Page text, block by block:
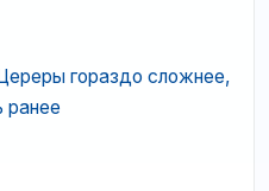
гораздо сложнее,
ранее